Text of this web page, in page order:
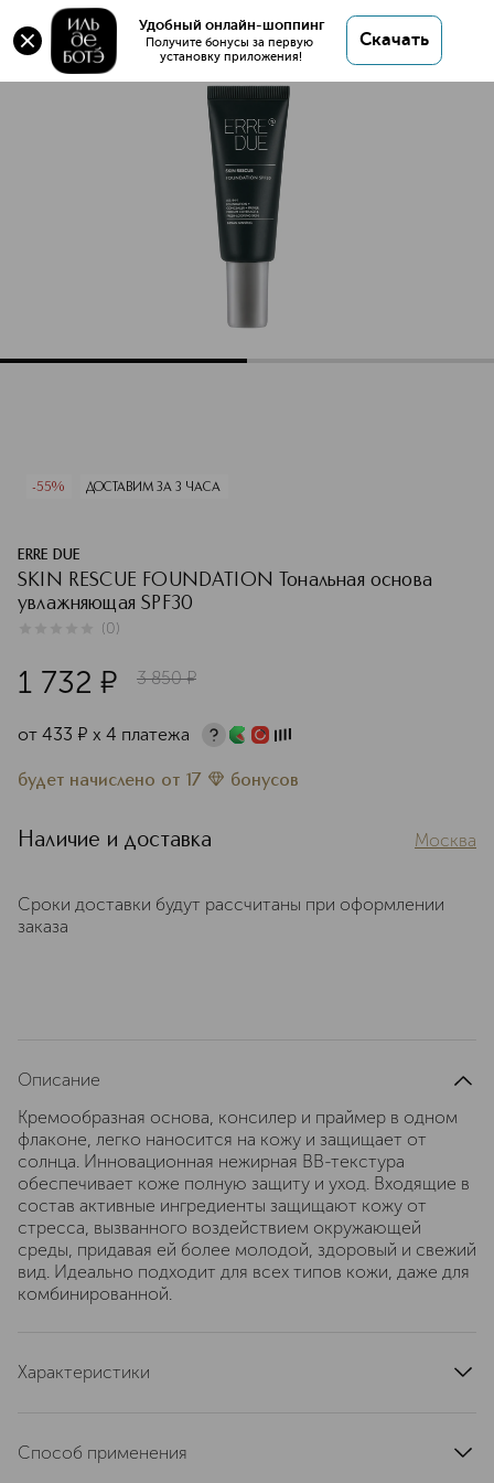
Удобный онлайн-шоппинг
Получите бонусы за первую
установку приложения!
Скачать
Оригинал 💯 SKIN RESCUE FOUNDATION
Тональная основа увлажняющая SPF30 купить в
интернет магазине ИЛЬ ДЕ БОТЭ с доставкой.
SKIN RESCUE FOUNDATION Тональная основа
-55% ДОСТАВИМ ЗА 3 ЧАСА
ERRE DUE
SKIN RESCUE FOUNDATION Тональная основа
увлажняющая SPF30
(0)
1 732 ¤ 3 850 ¤
от 433 ¤ х 4 платежа
будет начислено от 17 бонусов
Наличие и доставка Москва
Сроки доставки будут рассчитаны при оформлении
заказа
Описание
Кремообразная основа, консилер и праймер в одном
флаконе, легко наносится на кожу и защищает от
солнца. Инновационная нежирная ВВ-текстура
обеспечивает коже полную защиту и уход. Входящие в
состав активные ингредиенты защищают кожу от
стресса, вызванного воздействием окружающей
среды, придавая ей более молодой, здоровый и свежий
вид. Идеально подходит для всех типов кожи, даже для
комбинированной.
Характеристики
spf-фактор
Способ применения